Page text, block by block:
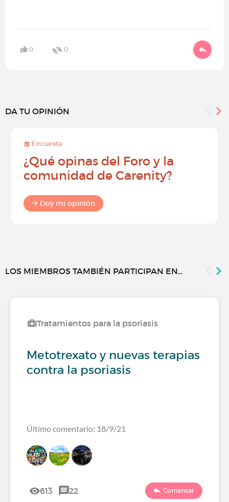
0 0
DA TU OPINIÓN
Encuesta
¿Qué opinas del Foro y la
comunidad de Carenity?
Doy mi opinión
LOS MIEMBROS TAMBIÉN PARTICIPAN EN...
Tratamientos para la psoriasis
Metotrexato y nuevas terapias
contra la psoriasis
Último comentario: 18/9/21
613 22 Comentar